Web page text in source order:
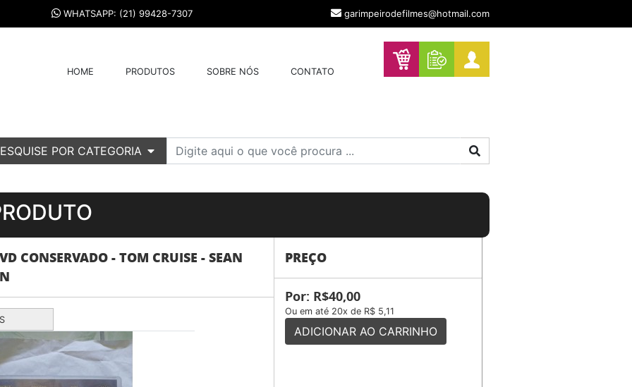
WHATSAPP: (21) 99428-7307 garimpeirodefilmes@hotmail.com
HOME PRODUTOS SOBRE NÓS CONTATO
POR CATEGORIA
CONSERVADO - TOM CRUISE - SEAN
PREÇO
Por: R$40,00
Ou em até 20x de R$ 5,11
ADICIONAR AO CARRINHO